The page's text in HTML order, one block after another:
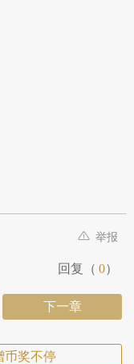
举报
回复（ 0）
下一章
币奖不停